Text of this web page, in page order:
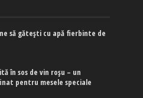
să gătești cu apă fierbinte de
în sos de vin roșu – un
pentru mesele speciale